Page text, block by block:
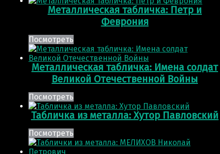
Металлическая табличка: Петр и
Феврония
Посмотреть
Металлическая табличка: Имена солдат
Великой Отечественной Войны
Посмотреть
Табличка из металла: Хутор Павловский
Посмотреть